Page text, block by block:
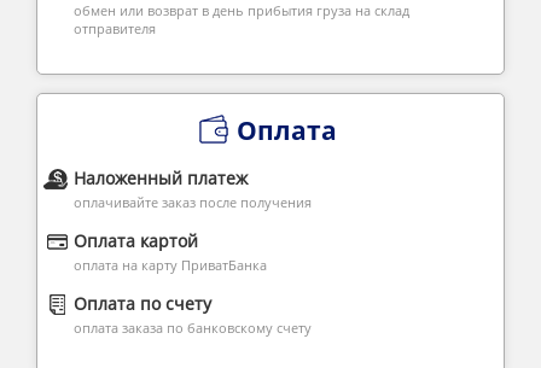
обмен или возврат в день прибытия груза на склад
отправителя
Оплата
Наложенный платеж
оплачивайте заказ после получения
Оплата картой
оплата на карту ПриватБанка
Оплата по счету
оплата заказа по банковскому счету